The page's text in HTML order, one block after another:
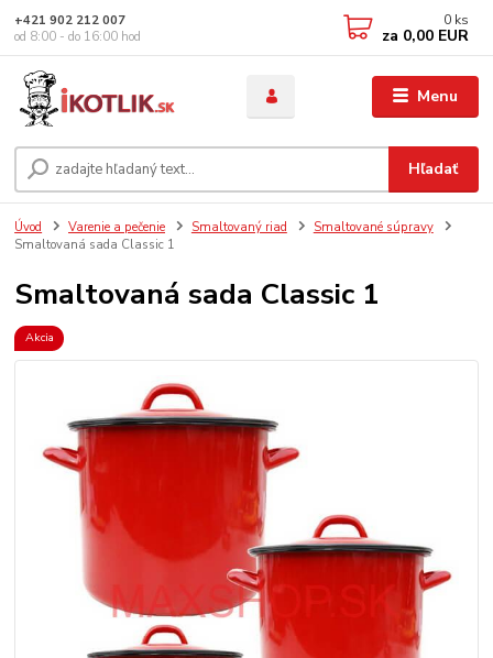
Menu
Hľadať
+421 902 212 007
od 8:00 - do 16:00 hod
0 ks
za 0,00 EUR
Úvod Varenie a pečenie Smaltovaný riad
Smaltované súpravy
Smaltovaná sada Classic 1
Smaltovaná sada Classic 1
Akcia